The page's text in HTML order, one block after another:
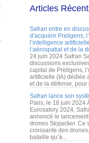
Articles
Safran entre en
d’acquérir Preligens,
l’intelligence
l’aérospatial et de la
24 juin 2024 Safran
discussions
capital de Preligens,
artificielle (IA) dédiée
et de la défense, pour
Safran lance son
Paris, le 18 juin 2024
Eurosatory 2024,
annoncé le
drones Skyjacker. Ce
croissante des
bataille qu’à...